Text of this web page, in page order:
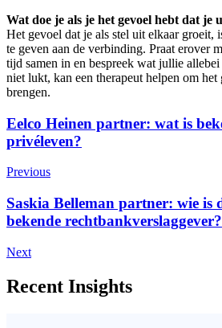
Wat doe je als je het gevoel hebt dat je
Het gevoel dat je als stel uit elkaar groeit,
te geven aan de verbinding. Praat erover
tijd samen in en bespreek wat jullie
niet lukt, kan een therapeut helpen om het
brengen.
Post
Navigation
Eelco Heinen partner: wat is
privéleven?
Previous
Saskia Belleman partner: wie is
bekende rechtbankverslaggever?
Next
Recent Insights